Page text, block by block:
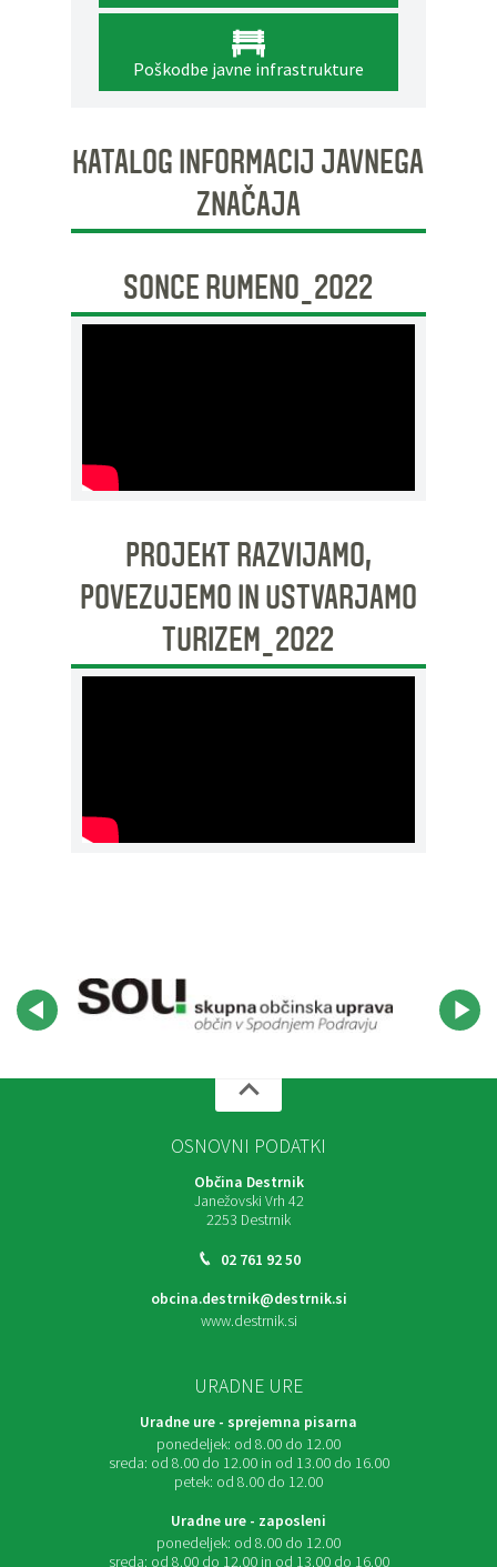
Poškodbe javne infrastrukture
KATALOG INFORMACIJ JAVNEGA
ZNAČAJA
SONCE RUMENO_2022
PROJEKT RAZVIJAMO,
POVEZUJEMO IN USTVARJAMO
TURIZEM_2022
OSNOVNI PODATKI
Občina Destrnik
Janežovski Vrh 42
2253 Destrnik
02 761 92 50
obcina.destrnik@destrnik.si
www.destrnik.si
URADNE URE
Uradne ure - sprejemna pisarna
ponedeljek: od 8.00 do 12.00
sreda: od 8.00 do 12.00 in od 13.00 do 16.00
petek: od 8.00 do 12.00
Uradne ure - zaposleni
ponedeljek: od 8.00 do 12.00
sreda: od 8.00 do 12.00 in od 13.00 do 16.00